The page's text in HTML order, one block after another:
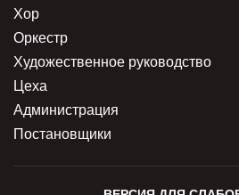
Хор
Оркестр
Художественное руководство
Цеха
Администрация
Постановщики